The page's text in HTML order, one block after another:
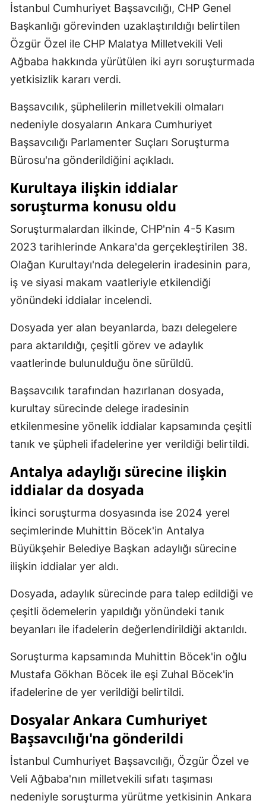
Gümüşhane
Hakkari
Mersin
İstanbul
İzmir
Kars
Kayseri
Kırklareli
Kırşehir
Konya
Kütahya
Malatya
Manisa
Kahramanmaraş
Muğla
Muş
Nevşehir
Niğde
Rize
Sakarya
Samsun
Siirt
Sivas
Tokat
Trabzon
İstanbul Cumhuriyet Başsavcılığı, CHP Genel
Başkanlığı görevinden uzaklaştırıldığı belirtilen
Özgür Özel ile CHP Malatya Milletvekili Veli
Ağbaba hakkında yürütülen iki ayrı soruşturmada
yetkisizlik kararı verdi.
Başsavcılık, şüphelilerin milletvekili olmaları
nedeniyle dosyaların Ankara Cumhuriyet
Başsavcılığı Parlamenter Suçları Soruşturma
Bürosu'na gönderildiğini açıkladı.
Kurultaya ilişkin iddialar
soruşturma konusu oldu
Soruşturmalardan ilkinde, CHP'nin 4-5 Kasım
2023 tarihlerinde Ankara'da gerçekleştirilen 38.
Olağan Kurultayı'nda delegelerin iradesinin para,
iş ve siyasi makam vaatleriyle etkilendiği
yönündeki iddialar incelendi.
Dosyada yer alan beyanlarda, bazı delegelere
para aktarıldığı, çeşitli görev ve adaylık
vaatlerinde bulunulduğu öne sürüldü.
Başsavcılık tarafından hazırlanan dosyada,
kurultay sürecinde delege iradesinin
etkilenmesine yönelik iddialar kapsamında çeşitli
tanık ve şüpheli ifadelerine yer verildiği belirtildi.
Antalya adaylığı sürecine ilişkin
iddialar da dosyada
İkinci soruşturma dosyasında ise 2024 yerel
seçimlerinde Muhittin Böcek'in Antalya
Büyükşehir Belediye Başkan adaylığı sürecine
ilişkin iddialar yer aldı.
Dosyada, adaylık sürecinde para talep edildiği ve
çeşitli ödemelerin yapıldığı yönündeki tanık
beyanları ile ifadelerin değerlendirildiği aktarıldı.
Soruşturma kapsamında Muhittin Böcek'in oğlu
Mustafa Gökhan Böcek ile eşi Zuhal Böcek'in
ifadelerine de yer verildiği belirtildi.
Dosyalar Ankara Cumhuriyet
Başsavcılığı'na gönderildi
İstanbul Cumhuriyet Başsavcılığı, Özgür Özel ve
Veli Ağbaba'nın milletvekili sıfatı taşıması
nedeniyle soruşturma yürütme yetkisinin Ankara